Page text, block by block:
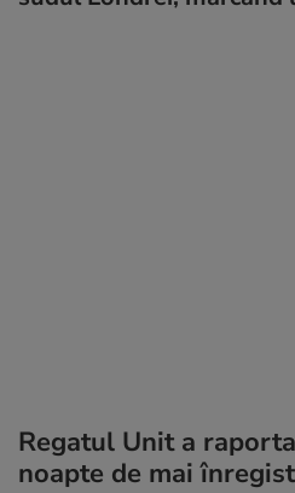
Regatul Unit a
noapte de mai